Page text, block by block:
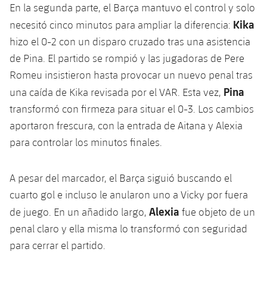
Jugadores
Fotos
Historia
Palmarés
Clasificaciones
Juvenil
Infantil
Alevín
Noticias
Atletismo
plusicon
más
Actualidad
Masculino
Femenino
Agenda
Baloncesto en silla de ruedas
plusicon
más
Jugadores
Calendario
Resultados
Hockey sobre hielo
plusicon
más
Jugadores
Calendario
Resultados
Clasificaciones
Hockey hierba
plusicon
más
Hockey Hierba Masculino
Hockey Hierba Femenino
Actualidad
Plantilla
Agenda
Escuela de Patinaje
Rugby
Actualidad
Voleibol
En la segunda parte, el Barça mantuvo el control y solo
necesitó cinco minutos para ampliar la diferencia: Kika
hizo el 0-2 con un disparo cruzado tras una asistencia
de Pina. El partido se rompió y las jugadoras de Pere
Romeu insistieron hasta provocar un nuevo penal tras
una caída de Kika revisada por el VAR. Esta vez, Pina
transformó con firmeza para situar el 0-3. Los cambios
aportaron frescura, con la entrada de Aitana y Alexia
para controlar los minutos finales.
A pesar del marcador, el Barça siguió buscando el
cuarto gol e incluso le anularon uno a Vicky por fuera
de juego. En un añadido largo, Alexia fue objeto de un
penal claro y ella misma lo transformó con seguridad
para cerrar el partido.